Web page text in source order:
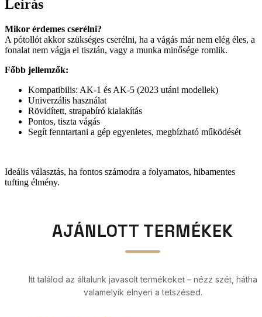
Leírás
Mikor érdemes cserélni?
A pótollót akkor szükséges cserélni, ha a vágás már nem elég éles, a
fonalat nem vágja el tisztán, vagy a munka minősége romlik.
Főbb jellemzők:
Kompatibilis: AK-1 és AK-5 (2023 utáni modellek)
Univerzális használat
Rövidített, strapabíró kialakítás
Pontos, tiszta vágás
Segít fenntartani a gép egyenletes, megbízható működését
Ideális választás, ha fontos számodra a folyamatos, hibamentes
tufting élmény.
AJÁNLOTT TERMÉKEK
Itt találod az általunk javasolt termékeket – nézz szét, hátha
valamelyik elnyeri a tetszésed.